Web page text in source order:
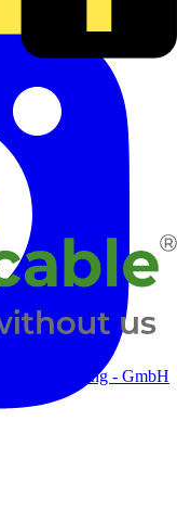
- GmbH